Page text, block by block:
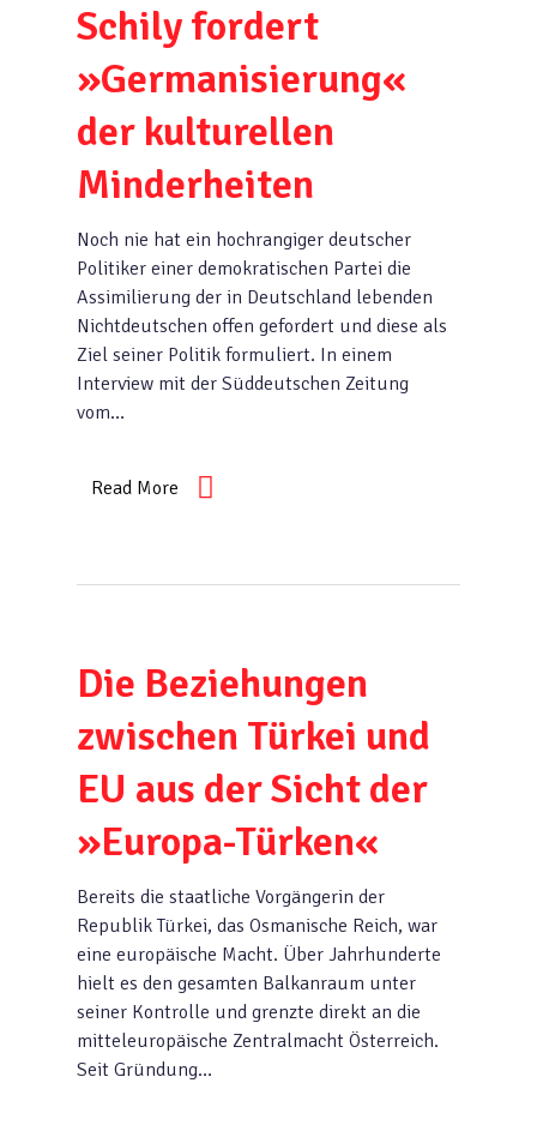
Schily fordert
»Germanisierung«
der kulturellen
Minderheiten
Noch nie hat ein hochrangiger deutscher
Politiker einer demokratischen Partei die
Assimilierung der in Deutschland lebenden
Nichtdeutschen offen gefordert und diese als
Ziel seiner Politik formuliert. In einem
Interview mit der Süddeutschen Zeitung
vom…
Read More
Die Beziehungen
zwischen Türkei und
EU aus der Sicht der
»Europa-Türken«
Bereits die staatliche Vorgängerin der
Republik Türkei, das Osmanische Reich, war
eine europäische Macht. Über Jahrhunderte
hielt es den gesamten Balkanraum unter
seiner Kontrolle und grenzte direkt an die
mitteleuropäische Zentralmacht Österreich.
Seit Gründung…